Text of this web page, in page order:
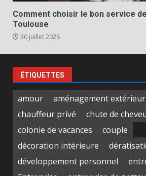
Comment choisir le bon service
Toulouse
30 juillet 2026
ÉTIQUETTES
amour aménagement extérieur
chauffeur privé
chute de
colonie de vacances
couple
décoration intérieure
développement personnel